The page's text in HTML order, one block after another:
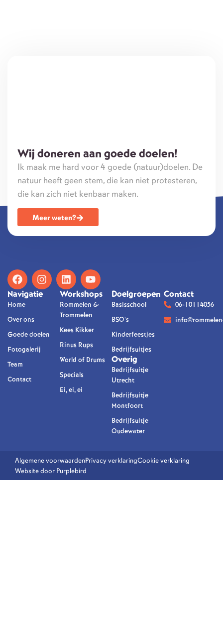
Wij doneren aan goede doelen!
Ik maak me hard voor 4 goede (natuur)doelen. De
natuur heeft geen stem, die kan niet protesteren,
die kan zich niet kenbaar maken.
Meer weten?
Navigatie
Home
Over ons
Goede doelen
Fotogalerij
Team
Contact
Workshops
Rommelen &
Trommelen
Kees Kikker
Rinus Rups
World of Drums
Specials
Ei, ei, ei
Doelgroepen
Basisschool
BSO's
Kinderfeestjes
Bedrijfsuitjes
Overig
Bedrijfsuitje
Utrecht
Bedrijfsuitje
Montfoort
Bedrijfsuitje
Oudewater
Contact
06-10114056
Algemene voorwaardenPrivacy verklaringCookie verklaring
Website door Purplebird